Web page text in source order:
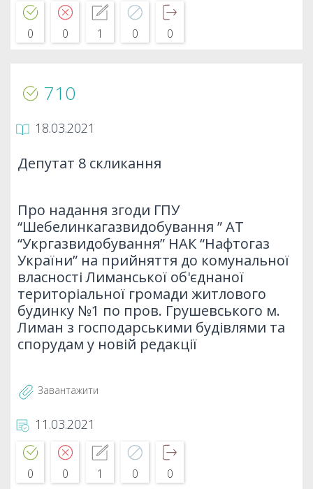
0 0 1 0 0
710
18.03.2021
Депутат 8 скликання
Про надання згоди ГПУ
“Шебелинкагазвидобування ” АТ
“Укргазвидобування” НАК “Нафтогаз
України” на прийняття до комунальної
власності Лиманської об'єднаної
територіальної громади житлового
будинку №1 по пров. Грушевського м.
Лиман з господарськими будівлями та
спорудам у новій редакції
Завантажити
11.03.2021
0 0 1 0 0